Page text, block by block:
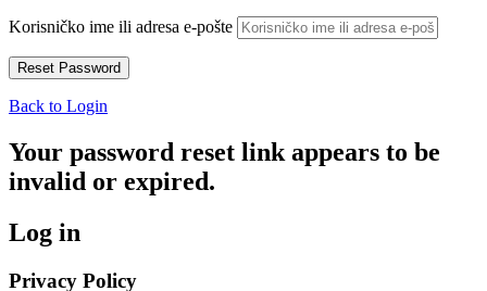
Korisničko ime ili adresa e-pošte
Back to Login
Your password reset link appears to be
invalid or expired.
Log in
Privacy Policy